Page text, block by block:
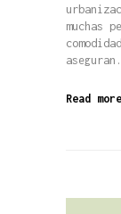
muchas
Read more